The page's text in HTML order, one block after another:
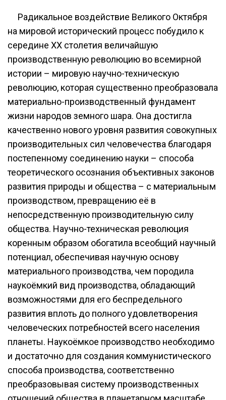
Радикальное воздействие Великого Октября
на мировой исторический процесс побудило к
середине XX столетия величайшую
производственную революцию во всемирной
истории – мировую научно-техническую
революцию, которая существенно преобразовала
материально-производственный фундамент
жизни народов земного шара. Она достигла
качественно нового уровня развития совокупных
производительных сил человечества благодаря
постепенному соединению науки – способа
теоретического осознания объективных законов
развития природы и общества – с материальным
производством, превращению её в
непосредственную производительную силу
общества. Научно-техническая революция
коренным образом обогатила всеобщий научный
потенциал, обеспечивая научную основу
материального производства, чем породила
наукоёмкий вид производства, обладающий
возможностями для его беспредельного
развития вплоть до полного удовлетворения
человеческих потребностей всего населения
планеты. Наукоёмкое производство необходимо
и достаточно для создания коммунистического
способа производства, соответственно
преобразовывая систему производственных